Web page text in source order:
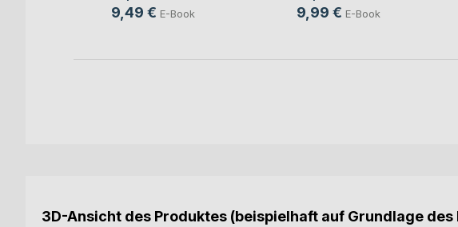
9,49 € E-Book 9,99 € E-Book
3D-Ansicht des Produktes (beispielhaft auf Grundlage